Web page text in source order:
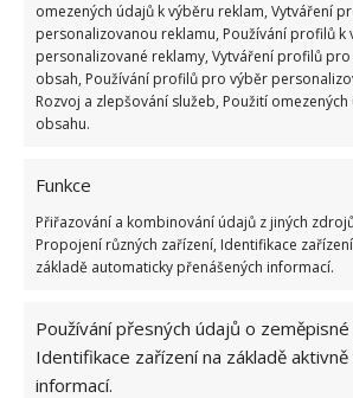
omezených údajů k výběru reklam, Vytváření
personalizovanou reklamu, Používání profilů k
personalizované reklamy, Vytváření profilů
obsah, Používání profilů pro výběr
Rozvoj a zlepšování služeb, Použití
obsahu.
Funkce
Přiřazování a kombinování údajů z jiných
Propojení různých zařízení, Identifikace
základě automaticky přenášených informací.
Používání přesných údajů o
Identifikace zařízení na základě aktivně
informací.
Fotografie: Pixabay
koše a další součásti. To samé
nebo sušičkou.Obecně se plísním
usazuje prach . Pak už stačí jen
Hlavně se nikdy nespoléhejte na to,
jeden zdroj, objevili jste celý
situaci zkontrolujte i další místa se
podmínkami.